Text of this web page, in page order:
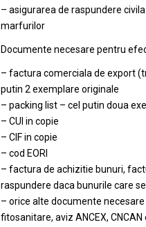
– asigurarea de raspundere
marfurilor
Documente necesare pentru
– factura comerciala de export
putin 2 exemplare originale
– packing list – cel putin doua
– CUI in copie
– CIF in copie
– cod EORI
– factura de achizitie bunuri,
raspundere daca bunurile care
– orice alte documente
fitosanitare, aviz ANCEX, CNCAN